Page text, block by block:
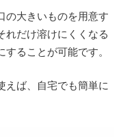
の大きいものを用意す
れだけ溶けにくくなる
ることが可能です。
えば、自宅でも簡単に